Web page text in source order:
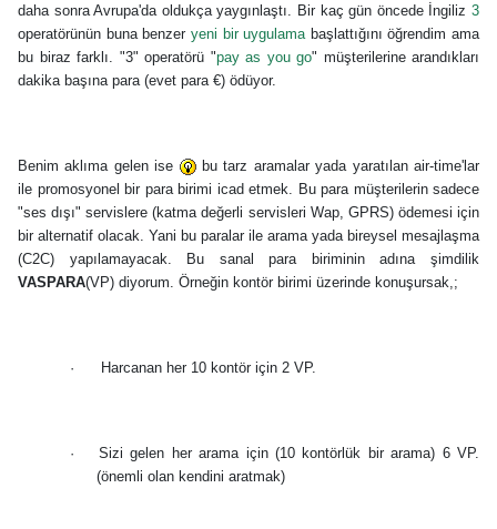
daha sonra Avrupa'da oldukça yaygınlaştı. Bir kaç gün öncede İngiliz 3
operatörünün buna benzer yeni bir uygulama başlattığını öğrendim ama
bu biraz farklı. "3" operatörü "pay as you go" müşterilerine arandıkları
dakika başına para (evet para €) ödüyor.
Benim aklıma gelen ise
bu tarz aramalar yada yaratılan air-time'lar
ile promosyonel bir para birimi icad etmek. Bu para müşterilerin sadece
"ses dışı" servislere (katma değerli servisleri Wap, GPRS) ödemesi için
bir alternatif olacak. Yani bu paralar ile arama yada bireysel mesajlaşma
(C2C) yapılamayacak. Bu sanal para biriminin adına şimdilik
VASPARA(VP) diyorum. Örneğin kontör birimi üzerinde konuşursak,;
· Harcanan her 10 kontör için 2 VP.
·
Sizi gelen her arama için (10 kontörlük bir arama) 6 VP.
(önemli olan kendini aratmak)